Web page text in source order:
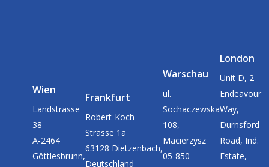
Wien
Landstrasse
38
A-2464
Göttlesbrunn,
Frankfurt
Robert-Koch
Strasse 1a
63128 Dietzenbach,
Deutschland
Warschau
ul.
Sochaczewska
108,
Macierzysz
05-850
London
Unit D, 2
Endeavour
Way,
Durnsford
Road, Ind.
Estate,